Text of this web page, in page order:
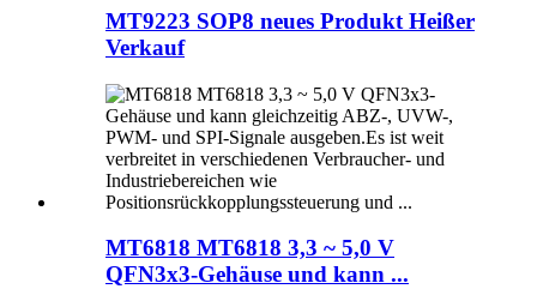
MT9223 SOP8 neues Produkt Heißer
Verkauf
MT6818 MT6818 3,3 ~ 5,0 V
QFN3x3-Gehäuse und kann ...